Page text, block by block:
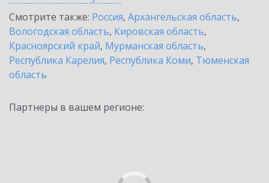
Смотрите также: Россия, Архангельская область,
Вологодская область, Кировская область,
Красноярский край, Мурманская область,
Республика Карелия, Республика Коми, Тюменская
область
Партнеры в вашем регионе: